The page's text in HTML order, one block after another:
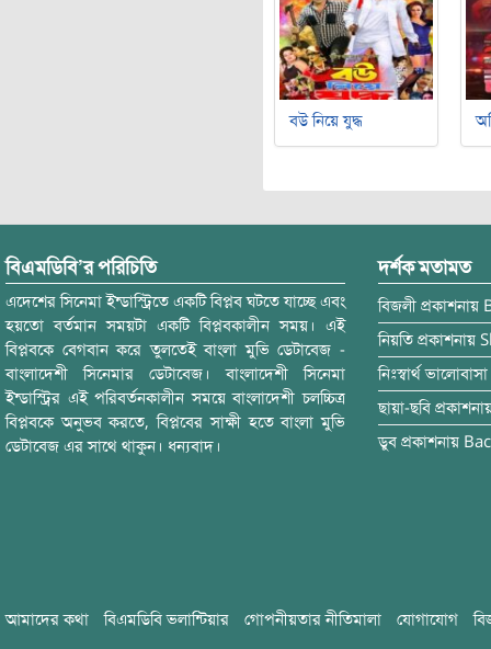
বউ নিয়ে যুদ্ধ
বিএমডিবি’র পরিচিতি
এদেশের সিনেমা ইন্ডাস্ট্রিতে একটি বিপ্লব ঘটতে যাচ্ছে এবং
হয়তো বর্তমান সময়টা একটি বিপ্লবকালীন সময়। এই
বিপ্লবকে বেগবান করে তুলতেই বাংলা মুভি ডেটাবেজ -
বাংলাদেশী সিনেমার ডেটাবেজ। বাংলাদেশী সিনেমা
ইন্ডাস্ট্রির এই পরিবর্তনকালীন সময়ে বাংলাদেশী চলচ্চিত্র
বিপ্লবকে অনুভব করতে, বিপ্লবের সাক্ষী হতে বাংলা মুভি
ডেটাবেজ এর সাথে থাকুন। ধন্যবাদ।
দর্শক মতামত
বিজলী প্রকাশনায়
নিয়তি প্রকাশনায়
নিঃস্বার্থ ভালোবাসা
ছায়া-ছবি
ডুব প্রকাশনায়
আমাদের কথা বিএমডিবি ভলান্টিয়ার গোপনীয়তার নীতিমালা যোগাযোগ